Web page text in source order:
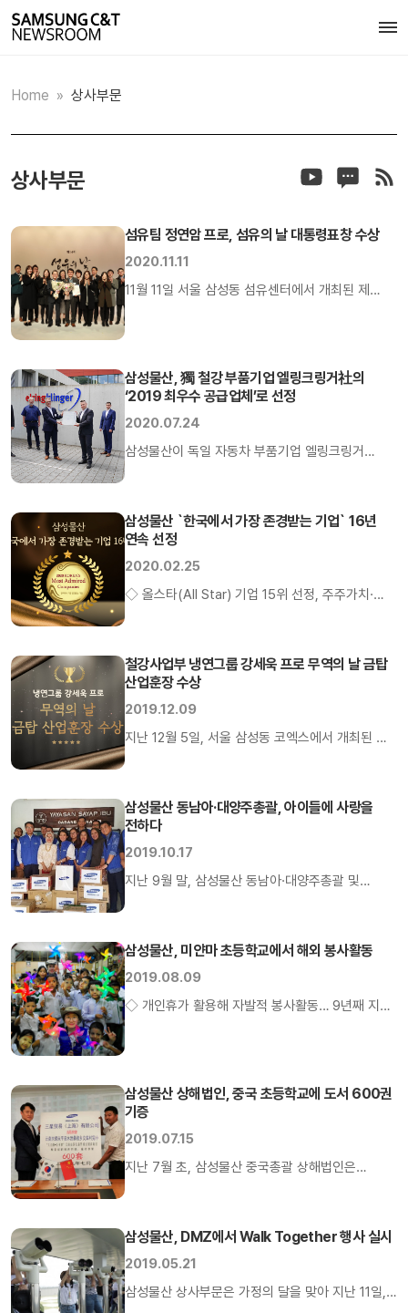
Home » 상사부문
상사부문
섬유팀 정연암 프로, 섬유의 날 대통령표창 수상
2020.11.11
11월 11일 서울 삼성동 섬유센터에서 개최된 제
업종으로는 최초로 수출 100억불을 달성한 날을
기념하여 지속적인 섬유산업의 발전을 도모하기
위해 지정된 기념일로, 매년 11월 11일에 ‘섬유의 날’
행사를 통해 섬유산업발전에 기여한 공로가 큰 모범
삼성물산, 獨 철강 부품기업 엘링크링거社의
‘2019 최우수 공급업체’로 선정
2020.07.24
삼성물산이 독일 자동차 부품기업 엘링크링거
이상 공급업체를 품질·납기·기술·서비스·가격 등
다양한 항목에서 평가, 98%를 기록한 당사를
최우수 공급업체로 선정했다. 독일 대형 주식회사인
엘링크링거社는 1879년 설립, 유럽·미주·아시아 등
엘링크링거社에 프랑크푸르트법인 산하
오텔리녹스, 중국 평호 정밀재 공장에서 생산한
스테인리스 정밀재를 […]
삼성물산 `한국에서 가장 존경받는 기업` 16년
연속 선정
2020.02.25
◇ 올스타(All Star) 기업 15위 선정, 주주가치·
한국능률협회컨설팅(KMAC)이 발표한 ‘2020년
한국에서 가장 존경받는 기업’ 평가에서 ‘올스타(All
Star) 기업’으로 선정됐다. 올스타 기업은 기업
전체의 가치를 종합적으로 평가해 기업 경쟁력 및
화재(18위), […]
철강사업부 냉연그룹 강세욱 프로 무역의 날 금탑
산업훈장 수상
2019.12.09
지난 12월 5일, 서울 삼성동 코엑스에서 개최된 제
무역의 날은 무역의 균형 발전과 무역입국의 의지를
다지기 위해 제정한 법정기념일로, 매해 무역의
날에는 해외 신시장을 개척하고 경제 발전에
이바지한 이들에게 표창을 수여하는 등 다채로운
삼성물산 동남아·대양주총괄, 아이들에 사랑을
전하다
2019.10.17
지난 9월 말, 삼성물산 동남아·대양주총괄 및
학용품, 비상약품, 장난감 등 기부물품과
자율적으로 모금한 기부금을 전달했다. Yayasan
Sayap Ibu(어머니의 날개 재단)는 1954년에
설립된 시설로, 정부 보조금 및 일반 기부금으로
[…]
삼성물산, 미얀마 초등학교에서 해외 봉사활동
2019.08.09
◇ 개인휴가 활용해 자발적 봉사활동… 9년째 지속
(Dala Primary School No. 13)에서 봉사활동을
펼쳤다 삼성물산 상사, 건설, 패션, 리조트 4개 부문
임직원 및 가족 등 50여 명으로 이루어진
해외봉사단은 국제구호개발 NGO 플랜코리아(Plan
삼성물산 상해법인, 중국 초등학교에 도서 600권
기증
2019.07.15
지난 7월 초, 삼성물산 중국총괄 상해법인은
초등학교에 기증하는 행사를 가졌다. 삼성물산
상해법인은 지난 5월, 양일간 사내바자회 행사를
열어 임직원들은 평소 잘 사용하지 않던 물품이나
선물 받은 물건들을 기증했고 이를 통해 약
삼성물산, DMZ에서 Walk Together 행사 실시
2019.05.21
삼성물산 상사부문은 가정의 달을 맞아 지난 11일,